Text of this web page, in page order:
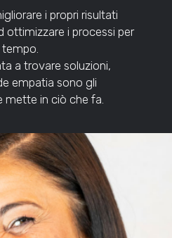
i propri risultati
ottimizzare i processi per
a trovare soluzioni,
empatia sono gli
mette in ciò che fa.